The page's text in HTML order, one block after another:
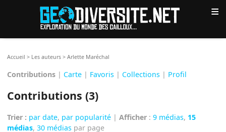
≡
Accueil > Les auteurs >Arlette Maréchal
Contributions | Carte | Favoris | Collections | Profil
Contributions (3)
Trier : par date, par popularité |Afficher :9 médias, 15
médias,30 médias par page